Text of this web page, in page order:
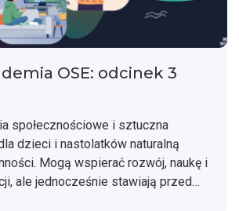
OSE: odcinek 3
społecznościowe i sztuczna
dzieci i nastolatków naturalną
Mogą wspierać rozwój, naukę i
ale jednocześnie stawiają przed